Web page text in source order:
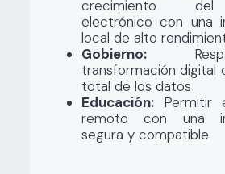
crecimiento
electrónico con una
local de alto
Gobierno:
transformación digital
total de los datos
Educación:Permitir
remoto con una
segura y compatible